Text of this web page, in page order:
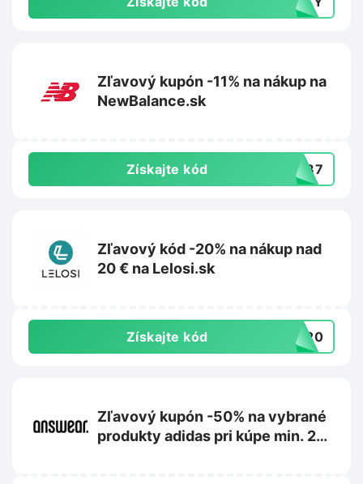
Zľavový kupón -11% na nákup na
NewBalance.sk
Získajte kód PW87
Zľavový kód -20% na nákup nad
20 € na Lelosi.sk
Získajte kód RA20
Zľavový kupón -50% na vybrané
produkty adidas pri kúpe min. 2